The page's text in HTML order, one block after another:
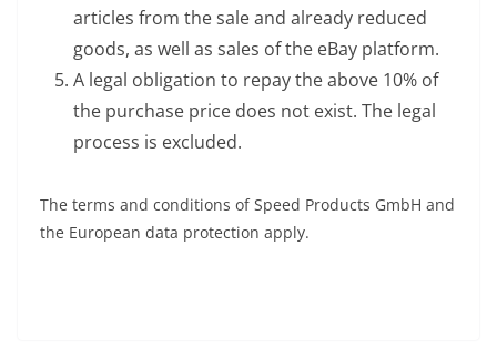
articles from the sale and already reduced
goods, as well as sales of the eBay platform.
A legal obligation to repay the above 10% of
the purchase price does not exist. The legal
process is excluded.
The terms and conditions of Speed Products GmbH and
the European data protection apply.